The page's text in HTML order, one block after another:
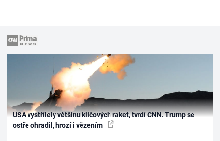
USA vystřílely většinu klíčových raket, tvrdí CNN. Trump se
ostře ohradil, hrozí i vězením